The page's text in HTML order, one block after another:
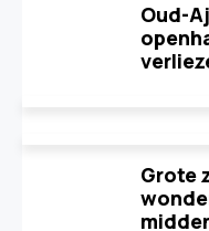
Oud-
Grote